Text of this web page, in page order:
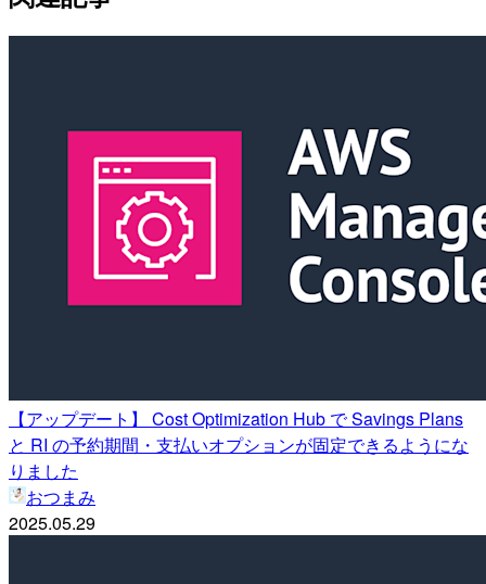
【アップデート】 Cost Optimization Hub で Savings Plans
と RI の予約期間・支払いオプションが固定できるようにな
りました
おつまみ
2025.05.29